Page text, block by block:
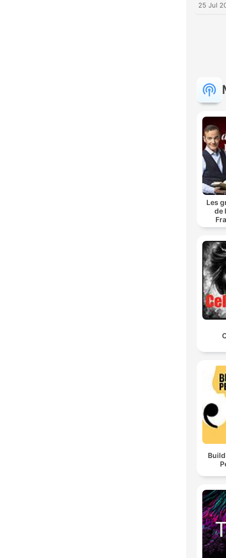
25 Jul
Les
de